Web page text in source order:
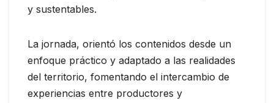
y sustentables.
La jornada, orientó los contenidos desde un
enfoque práctico y adaptado a las realidades
del territorio, fomentando el intercambio de
experiencias entre productores y